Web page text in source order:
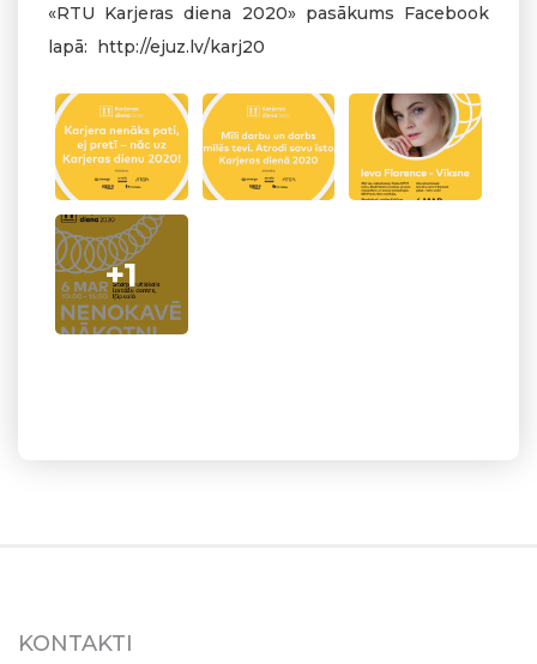
«RTU Karjeras diena 2020» pasākums Facebook
lapā: http://ejuz.lv/karj20
+1
KONTAKTI